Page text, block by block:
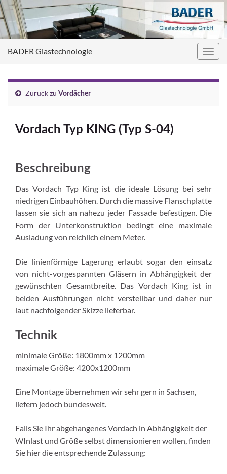
BADER Glastechnologie
Zurück zu Vordächer
Vordach Typ KING (Typ S-04)
Beschreibung
Das Vordach Typ King ist die ideale Lösung bei sehr
niedrigen Einbauhöhen. Durch die massive Flanschplatte
lassen sie sich an nahezu jeder Fassade befestigen. Die
Form der Unterkonstruktion bedingt eine maximale
Ausladung von reichlich einem Meter.
Die linienförmige Lagerung erlaubt sogar den einsatz
von nicht-vorgespannten Gläsern in Abhängigkeit der
gewünschten Gesamtbreite. Das Vordach King ist in
beiden Ausführungen nicht verstellbar und daher nur
laut nachfolgender Skizze lieferbar.
Technik
minimale Größe: 1800mm x 1200mm
maximale Größe: 4200x1200mm
Eine Montage übernehmen wir sehr gern in Sachsen,
liefern jedoch bundesweit.
Falls Sie Ihr abgehangenes Vordach in Abhängigkeit der
WInlast und Größe selbst dimensionieren wollen, finden
Sie hier die entsprechende Zulassung: